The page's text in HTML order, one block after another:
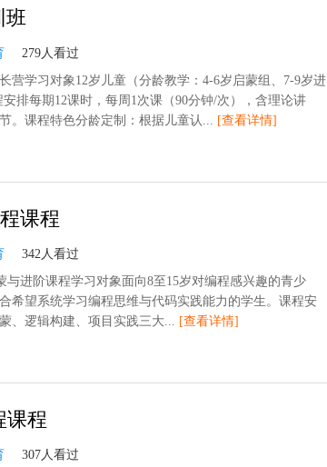
班
279人看过
营学习对象12岁儿童（分龄教学：4-6岁启蒙组、7-9岁进
排每期12课时，每周1次课（90分钟/次），含理论讲
。课程特色分龄定制：根据儿童认... [查看详情]
课程
342人看过
与进阶课程学习对象面向8至15岁对编程感兴趣的青少
希望系统学习编程思维与代码实践能力的学生。课程安
、逻辑构建、项目实践三大... [查看详情]
课程
307人看过